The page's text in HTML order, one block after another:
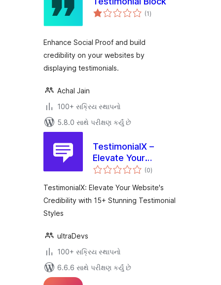
(1કુલ
રેટિંગ્સ
)
Enhance Social Proof and build
credibility on your websites by
displaying testimonials.
Achal Jain
100+ સક્રિય સ્થાપનો
5.8.0 સાથે પરીક્ષણ કર્યું છે
TestimonialX –
Elevate Your
Website's
Stunning
Testimonial Styles
(0કુલ
રેટિંગ્સ
)
TestimonialX: Elevate Your Website's
Credibility with 15+ Stunning Testimonial
Styles
ultraDevs
100+ સક્રિય સ્થાપનો
6.6.6 સાથે પરીક્ષણ કર્યું છે